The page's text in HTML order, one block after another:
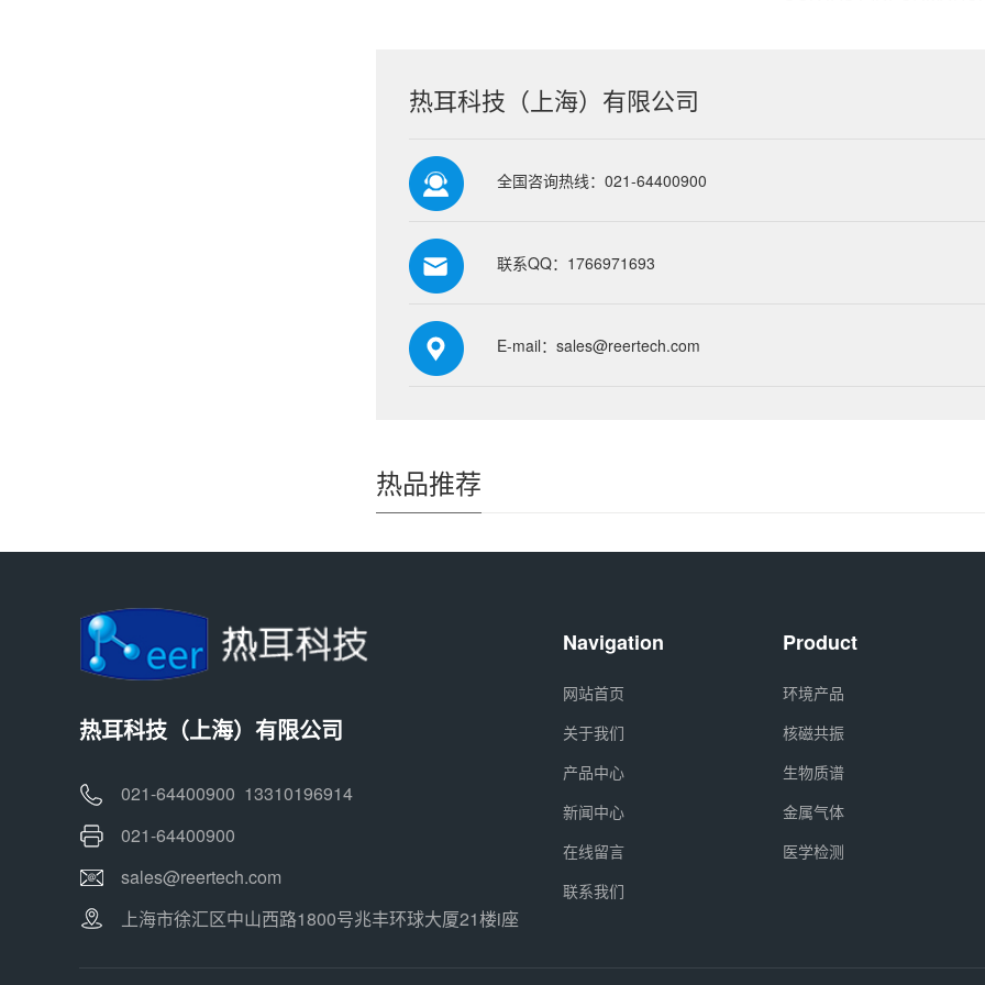
热耳科技（上海）有限公司
全国咨询热线：021-64400900
联系QQ：1766971693
E-mail：sales@reertech.com
热品推荐
热耳科技（上海）有限公司
021-64400900 13310196914
021-64400900
sales@reertech.com
上海市徐汇区中山西路1800号兆丰环球大厦21楼i座
Navigation
网站首页
关于我们
产品中心
新闻中心
在线留言
联系我们
Product
环境产品
核磁共振
生物质谱
金属气体
医学检测